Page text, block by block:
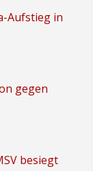
Aufstieg in
gegen
besiegt